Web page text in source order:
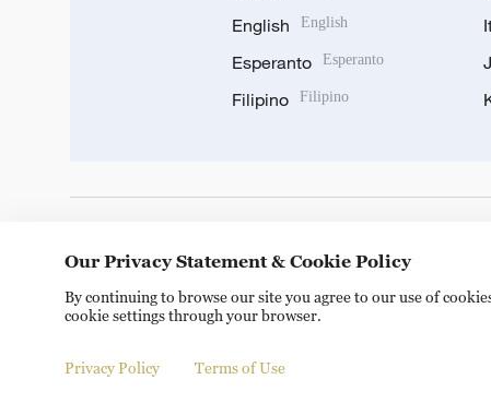
English English
Esperanto Esperanto
Filipino Filipino
© China Radio International.CRI. All Rights Reserved. 16A
Our Privacy Statement & Cookie Policy
By continuing to browse our site you agree to our use of
cookie settings through your browser.
Privacy Policy Terms of Use